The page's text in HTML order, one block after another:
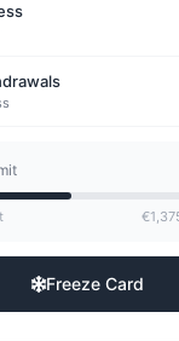
Freeze Card